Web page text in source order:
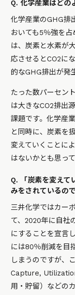
Q. 化学産業はどの
化学産業のGHG排
おいても5％強を
は、炭素と水素が
応させるとCO2に
的なGHG排出が発
たった数パーセン
は大きなCO2排出
課題です。化学産
と同時に、炭素を
変えていくことに
はないかとも思って
Q. 「炭素を変えて
みをされているの
三井化学ではカー
て、2020年に自社
にすることを宣言
には80％削減を目
しまうのですが、
Capture,
用・貯留）などの